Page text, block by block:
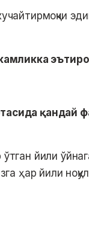
қандай
ўтган йили
ҳар йили